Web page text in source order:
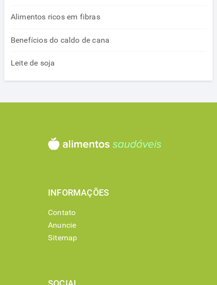
Alimentos ricos em fibras
Benefícios do caldo de cana
Leite de soja
INFORMAÇÕES
Contato
Anuncie
Sitemap